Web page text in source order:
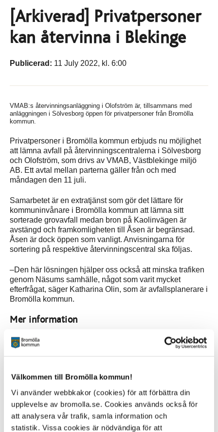
Välkommen till Bromölla kommun!
Vi använder webbkakor (cookies) för att förbättra din
upplevelse av bromolla.se. Cookies används också för
att analysera vår trafik, samla information och
statistik. Vissa cookies är nödvändiga för att
[Arkiverad] Privatpersoner
kan återvinna i Blekinge
Publicerad: 11 July 2022, kl. 6:00
VMAB:s återvinningsanläggning i Olofström är, tillsammans med
anläggningen i Sölvesborg öppen för privatpersoner från Bromölla
kommun.
Privatpersoner i Bromölla kommun erbjuds nu möjlighet
att lämna avfall på återvinningscentralerna i Sölvesborg
och Olofström, som drivs av VMAB, Västblekinge miljö
AB. Ett avtal mellan parterna gäller från och med
måndagen den 11 juli.
Samarbetet är en extratjänst som gör det lättare för
kommuninvånare i Bromölla kommun att lämna sitt
sorterade grovavfall medan bron på Kaolinvägen är
avstängd och framkomligheten till Åsen är begränsad.
Åsen är dock öppen som vanligt. Anvisningarna för
sortering på respektive återvinningscentral ska följas.
–Den här lösningen hjälper oss också att minska trafiken
genom Näsums samhälle, något som varit mycket
efterfrågat, säger Katharina Olin, som är avfallsplanerare i
Bromölla kommun.
Mer information
VMAB:s webbplats - om återvinning i Sölvesborg och
Olofström
Kontakt
Kundtjänst för avfall
0456-82 25 00
avfall@bromolla.se